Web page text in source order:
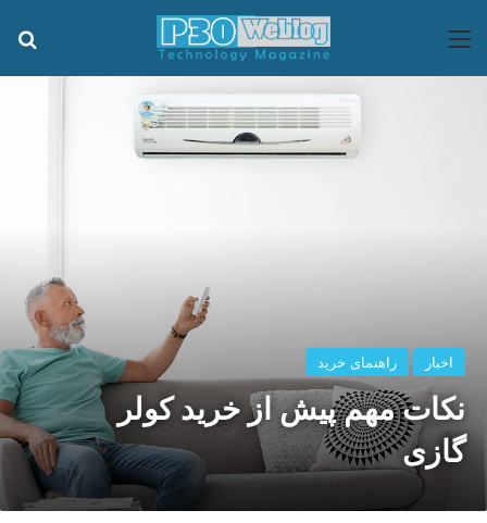
منو
اخبار راهنمای خرید
نکات مهم پیش از خرید کولر
گازی